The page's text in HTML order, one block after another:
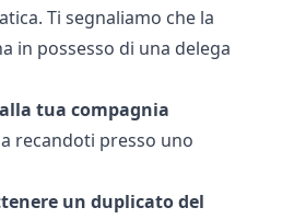
Ti segnaliamo che la
in possesso di una delega
tua compagnia
recandoti presso uno
un duplicato del